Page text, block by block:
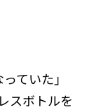
ていた」
スボトルを